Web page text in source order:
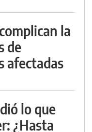
la
de
afectadas
lo que
¿Hasta